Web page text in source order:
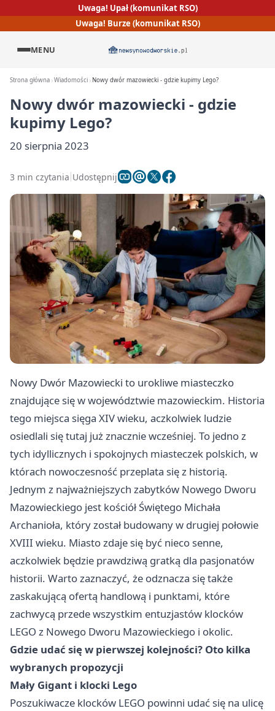
Uwaga! Upał (komunikat RSO)
Uwaga! Burze (komunikat RSO)
MENU
Strona główna Wiadomości Nowy dwór mazowiecki - gdzie kupimy Lego?
Nowy dwór mazowiecki - gdzie
kupimy Lego?
20 sierpnia 2023
3 min czytania Udostępnij
Nowy Dwór Mazowiecki to urokliwe miasteczko
znajdujące się w województwie mazowieckim. Historia
tego miejsca sięga XIV wieku, aczkolwiek ludzie
osiedlali się tutaj już znacznie wcześniej. To jedno z
tych idyllicznych i spokojnych miasteczek polskich, w
którach nowoczesność przeplata się z historią.
Jednym z najważniejszych zabytków Nowego Dworu
Mazowieckiego jest kościół Świętego Michała
Archanioła, który został budowany w drugiej połowie
XVIII wieku. Miasto zdaje się być nieco senne,
aczkolwiek będzie prawdziwą gratką dla pasjonatów
historii. Warto zaznaczyć, że odznacza się także
zaskakującą ofertą handlową i punktami, które
zachwycą przede wszystkim entuzjastów klocków
LEGO z Nowego Dworu Mazowieckiego i okolic.
Gdzie udać się w pierwszej kolejności? Oto kilka
wybranych propozycji
Mały Gigant i klocki Lego
Poszukiwacze klocków LEGO powinni udać się na ulicę